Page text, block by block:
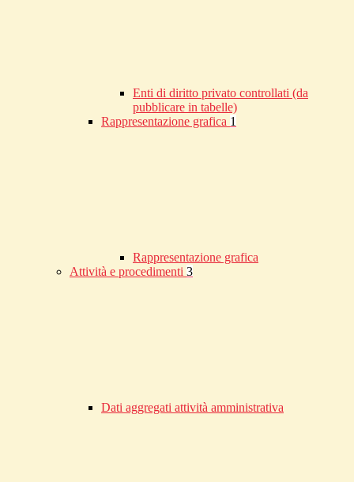
Enti di diritto privato controllati (da
pubblicare in tabelle)
Rappresentazione grafica 1
Rappresentazione grafica
Attività e procedimenti 3
Dati aggregati attività amministrativa